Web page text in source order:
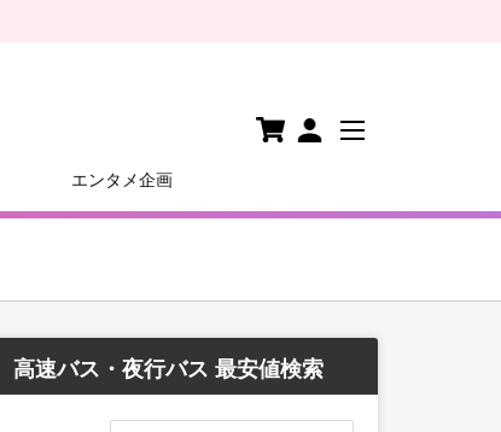
エンタメ企画
高速バス・夜行バス 最安値検索